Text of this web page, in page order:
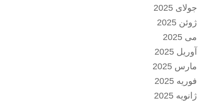
جولای 2025
ژوئن 2025
می 2025
آوریل 2025
مارس 2025
فوریه 2025
ژانویه 2025